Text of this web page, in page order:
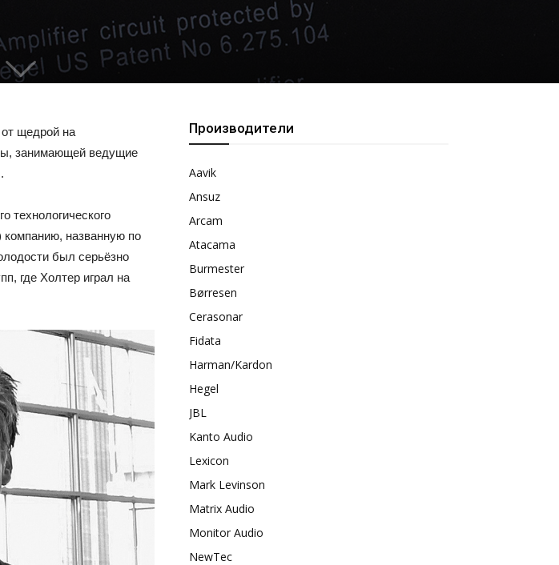
щедрой на
занимающей ведущие
технологического
компанию, названную по
был серьёзно
где Холтер играл на
Производители
Aavik
Ansuz
Arcam
Atacama
Burmester
Børresen
Cerasonar
Fidata
Harman/Kardon
Hegel
JBL
Kanto Audio
Lexicon
Mark Levinson
Matrix Audio
Monitor Audio
NewTec